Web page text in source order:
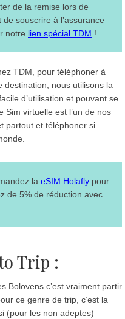
de la remise lors de
souscrire à l’assurance
notre lien spécial TDM !
TDM, pour téléphoner à
destination, nous utilisons la
d’utilisation et pouvant se
virtuelle est l’un de nos
partout et téléphoner si
la eSIM Holafly pour
de 5% de réduction avec
Trip :
Bolovens c’est vraiment partir
ce genre de trip, c’est la
(pour les non adeptes)